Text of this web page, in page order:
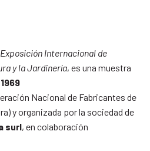
Exposición Internacional de
y la Jardinería, es una muestra
Nacional de Fabricantes de
y organizada por la sociedad de
surl, en colaboración